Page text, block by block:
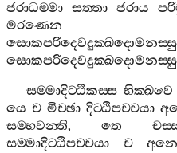
ජරාධම‍්මා සත‍්තා ජරාය
මරණෙන
සම‍්මාදිට‍්ඨිකස‍්ස භික‍්ඛවෙ
යෙ ච මිච‍්ඡා දිට‍්ඨිපච‍්චයා
සම‍්භවන‍්ති, තෙ
සම‍්මාදිට‍්ඨිපච‍්චයා
ච